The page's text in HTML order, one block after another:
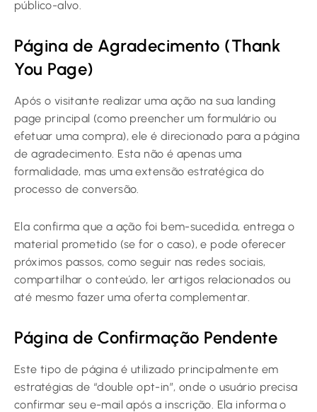
público-alvo.
Página de Agradecimento (Thank
You Page)
Após o visitante realizar uma ação na sua landing
page principal (como preencher um formulário ou
efetuar uma compra), ele é direcionado para a página
de agradecimento. Esta não é apenas uma
formalidade, mas uma extensão estratégica do
processo de conversão.
Ela confirma que a ação foi bem-sucedida, entrega o
material prometido (se for o caso), e pode oferecer
próximos passos, como seguir nas redes sociais,
compartilhar o conteúdo, ler artigos relacionados ou
até mesmo fazer uma oferta complementar.
Página de Confirmação Pendente
Este tipo de página é utilizado principalmente em
estratégias de “double opt-in”, onde o usuário precisa
confirmar seu e-mail após a inscrição. Ela informa o